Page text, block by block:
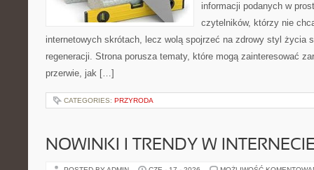
informacji podanych w
czytelników, którzy nie
internetowych skrótach, lecz wolą spojrzeć na zdrowy styl życia
regeneracji. Strona porusza tematy, które mogą zainteresować
przerwie, jak […]
CATEGORIES: PRZYRODA
NOWINKI I TRENDY W